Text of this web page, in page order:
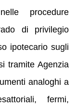
procedure
di privilegio
ipotecario sugli
tramite Agenzia
analoghi a
fermi,